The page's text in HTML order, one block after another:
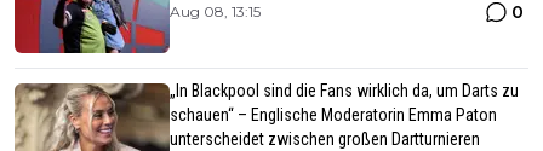
Aug 08, 13:15 0
„In Blackpool sind die Fans wirklich da, um Darts zu
schauen“ – Englische Moderatorin Emma Paton
unterscheidet zwischen großen Dartturnieren